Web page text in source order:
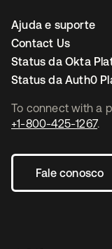
To connect with a
+1-800-425-1267.
Fale conosco
Ajuda e suporte
Contact Us
Status da Okta
Status da Auth0